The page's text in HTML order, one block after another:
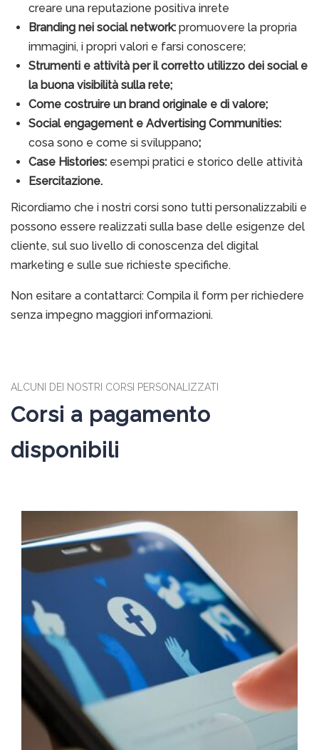
creare una reputazione positiva inrete
Branding nei social network: promuovere la propria
immagini, i propri valori e farsi conoscere;
Strumenti e attività per il corretto utilizzo dei social e
la buona visibilità sulla rete;
Come costruire un brand originale e di valore;
Social engagement e Advertising Communities:
cosa sono e come si sviluppano;
Case Histories: esempi pratici e storico delle attività
Esercitazione.
Ricordiamo che i nostri corsi sono tutti personalizzabili e
possono essere realizzati sulla base delle esigenze del
cliente, sul suo livello di conoscenza del digital
marketing e sulle sue richieste specifiche.
Non esitare a contattarci: Compila il form per richiedere
senza impegno maggiori informazioni.
ALCUNI DEI NOSTRI CORSI PERSONALIZZATI
Corsi a pagamento
disponibili